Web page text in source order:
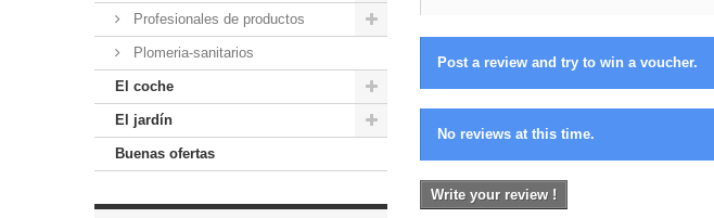
Profesionales de productos
Plomeria-sanitarios
El coche
El jardín
Buenas ofertas
Post a review and try to win a voucher.
No reviews at this time.
Write your review !